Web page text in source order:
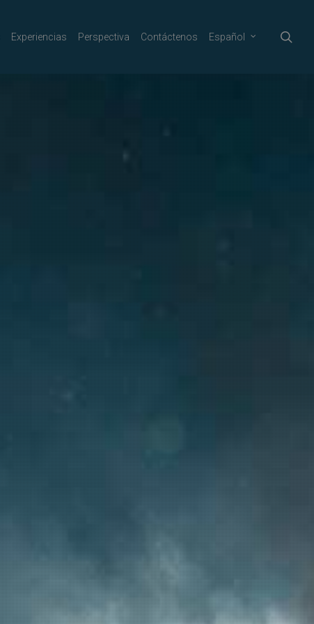
Experiencias Perspectiva Contáctenos Español